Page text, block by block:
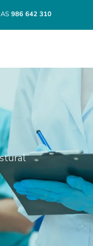
986 642 310